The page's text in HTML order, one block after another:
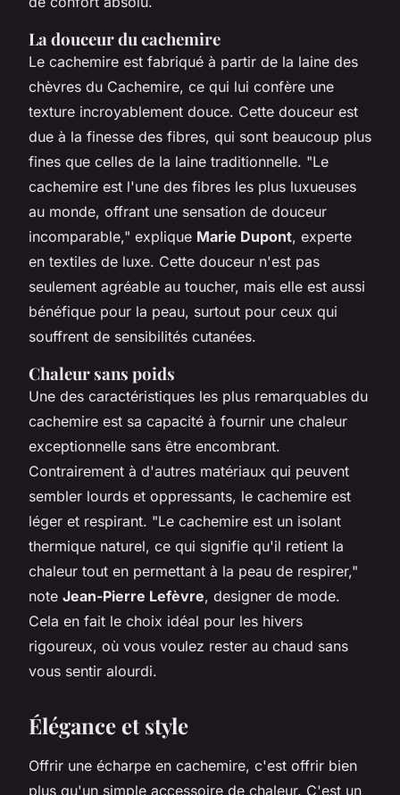
La douceur du cachemire
Le cachemire est fabriqué à partir de la laine des
chèvres du Cachemire, ce qui lui confère une
texture incroyablement douce. Cette douceur est
due à la finesse des fibres, qui sont beaucoup plus
fines que celles de la laine traditionnelle. "Le
cachemire est l'une des fibres les plus luxueuses
au monde, offrant une sensation de douceur
incomparable," explique Marie Dupont, experte
en textiles de luxe. Cette douceur n'est pas
seulement agréable au toucher, mais elle est aussi
bénéfique pour la peau, surtout pour ceux qui
souffrent de sensibilités cutanées.
Chaleur sans poids
Une des caractéristiques les plus remarquables du
cachemire est sa capacité à fournir une chaleur
exceptionnelle sans être encombrant.
Contrairement à d'autres matériaux qui peuvent
sembler lourds et oppressants, le cachemire est
léger et respirant. "Le cachemire est un isolant
thermique naturel, ce qui signifie qu'il retient la
chaleur tout en permettant à la peau de respirer,"
note Jean-Pierre Lefèvre, designer de mode.
Cela en fait le choix idéal pour les hivers
rigoureux, où vous voulez rester au chaud sans
vous sentir alourdi.
Élégance et style
Offrir une écharpe en cachemire, c'est offrir bien
plus qu'un simple accessoire de chaleur. C'est un